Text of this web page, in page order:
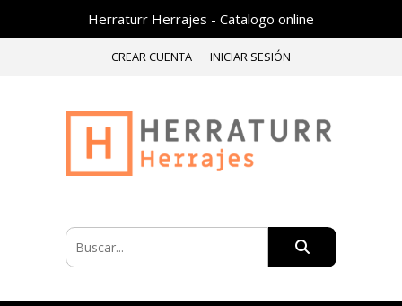
Herraturr Herrajes - Catalogo online
CREAR CUENTA INICIAR SESIÓN